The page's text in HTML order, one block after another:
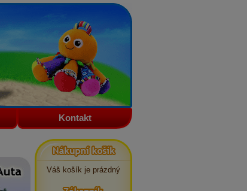
Kontakt
Nákupní košík
Váš košík je prázdný
Zákazník